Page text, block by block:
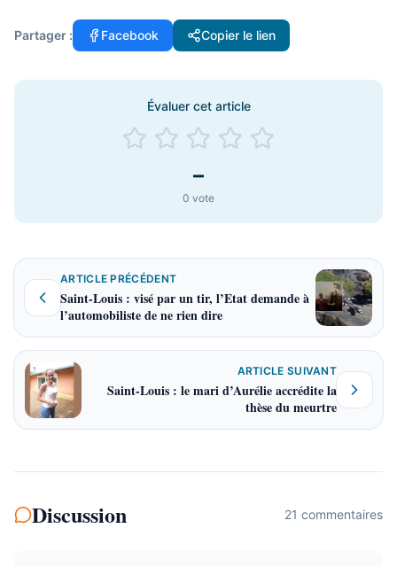
Partager : Facebook Copier le lien
Évaluer cet article
–
0 vote
ARTICLE PRÉCÉDENT
Saint-Louis : visé par un tir, l’Etat demande à
l’automobiliste de ne rien dire
ARTICLE SUIVANT
Saint-Louis : le mari d’Aurélie accrédite la
thèse du meurtre
Discussion 21 commentaires